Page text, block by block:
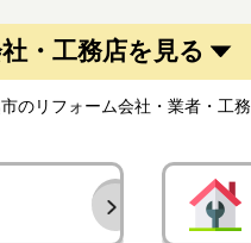
・工務店を見る
市のリフォーム会社・業者・工